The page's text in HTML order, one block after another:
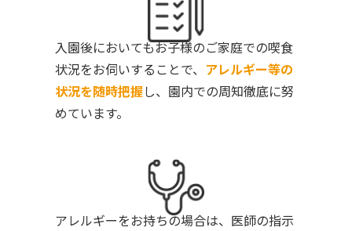
入園後においてもお子様のご家庭での喫食
状況をお伺いすることで、 アレルギー等の
状況を随時把握し、園内での周知徹底に努
めています。
アレルギーをお持ちの場合は、医師の指示